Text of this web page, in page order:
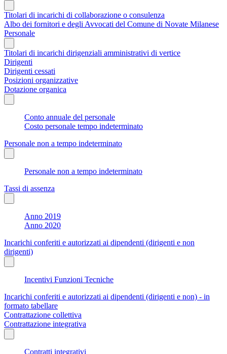
Titolari di incarichi di collaborazione o consulenza
Albo dei fornitori e degli Avvocati del Comune di Novate Milanese
Personale
Titolari di incarichi dirigenziali amministrativi di vertice
Dirigenti
Dirigenti cessati
Posizioni organizzative
Dotazione organica
Conto annuale del personale
Costo personale tempo indeterminato
Personale non a tempo indeterminato
Personale non a tempo indeterminato
Tassi di assenza
Anno 2019
Anno 2020
Incarichi conferiti e autorizzati ai dipendenti (dirigenti e non
dirigenti)
Incentivi Funzioni Tecniche
Incarichi conferiti e autorizzati ai dipendenti (dirigenti e non) - in
formato tabellare
Contrattazione collettiva
Contrattazione integrativa
Contratti integrativi